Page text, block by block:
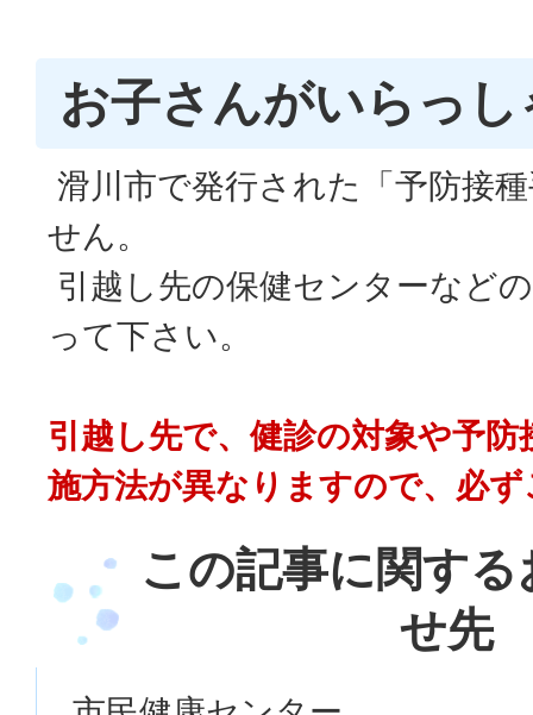
お子さんがいらっ
滑川市で発行された「予防接
せん。
引越し先の保健センターなど
って下さい。
引越し先で、健診の対象や予防
施方法が異なりますので、必
この記事に関す
せ先